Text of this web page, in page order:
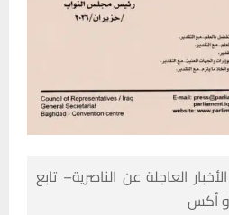
العاجلة عن الناصرية– تابع
أكس